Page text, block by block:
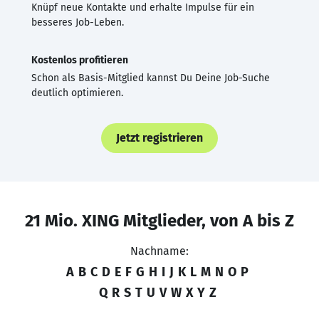
Knüpf neue Kontakte und erhalte Impulse für ein
besseres Job-Leben.
Kostenlos profitieren
Schon als Basis-Mitglied kannst Du Deine Job-Suche
deutlich optimieren.
Jetzt registrieren
21 Mio. XING Mitglieder, von A bis Z
Nachname:
A B C D E F G H I J K L M N O P
Q R S T U V W X Y Z